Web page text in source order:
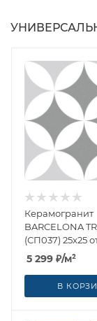
Керамогранит
BARCELONA
(СП037) 25x25
Ceramica
5 299 ₽/м²
В